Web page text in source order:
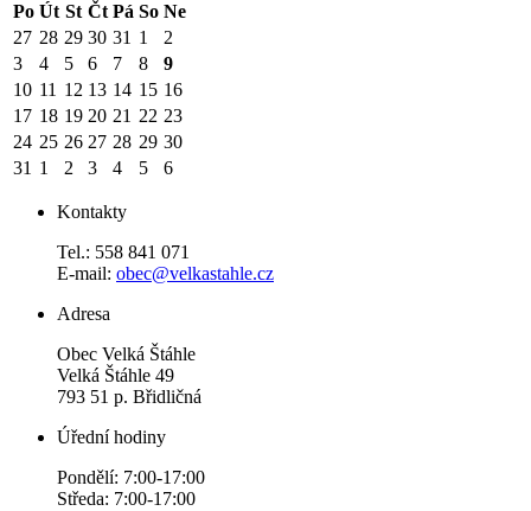
Po Út St Čt Pá So Ne
27 28 29 30 31 1
2
3
4 5 6 7 8
9
10 11 12 13 14 15 16
17 18 19 20 21 22 23
24 25 26 27 28 29 30
31 1 2 3 4 5 6
Kontakty
Tel.: 558 841 071
E-mail: obec@velkastahle.cz
Adresa
Obec Velká Štáhle
Velká Štáhle 49
793 51 p. Břidličná
Úřední hodiny
Pondělí: 7:00-17:00
Středa: 7:00-17:00